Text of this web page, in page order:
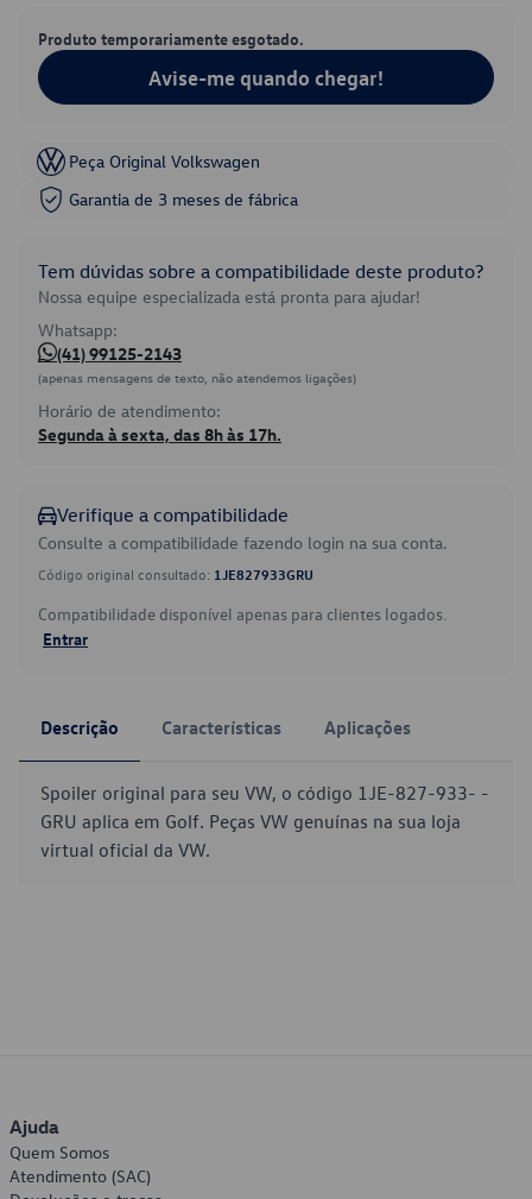
Produto temporariamente esgotado.
Avise-me quando chegar!
Peça Original Volkswagen
Garantia de 3 meses de fábrica
Tem dúvidas sobre a compatibilidade deste produto?
Nossa equipe especializada está pronta para ajudar!
Whatsapp:
(41) 99125-2143
(apenas mensagens de texto, não atendemos ligações)
Horário de atendimento:
Segunda à sexta, das 8h às 17h.
Verifique a compatibilidade
Consulte a compatibilidade fazendo login na sua conta.
Código original consultado: 1JE827933GRU
Compatibilidade disponível apenas para clientes logados.
Entrar
Descrição Características Aplicações
Spoiler original para seu VW, o código 1JE-827-933- -
GRU aplica em Golf. Peças VW genuínas na sua loja
virtual oficial da VW.
Ajuda
Quem Somos
Atendimento (SAC)